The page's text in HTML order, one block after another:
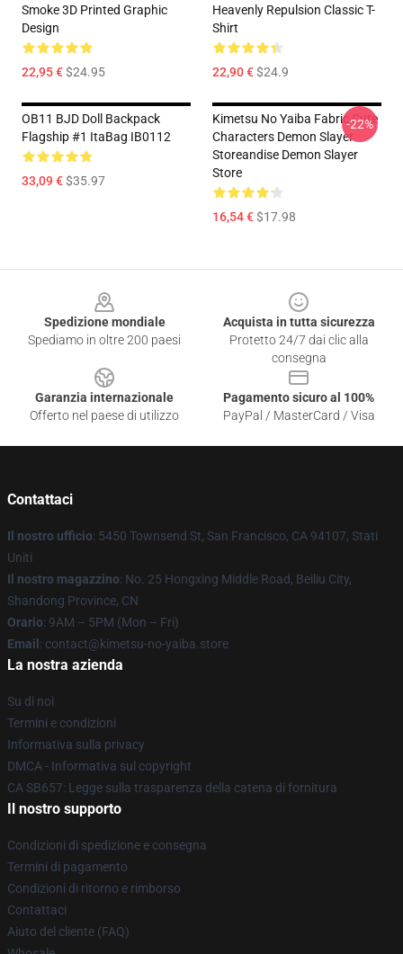
Smoke 3D Printed Graphic
Design
22,95 €$24.95
Heavenly Repulsion Classic T-
Shirt
22,90 €$24.9
OB11 BJD Doll Backpack
Flagship #1 ItaBag IB0112
33,09 €$35.97
Kimetsu No Yaiba Fabric Cute
Characters Demon Slayer
Storeandise Demon Slayer
Store
16,54 €$17.98
-22%
Spedizione mondiale
Spediamo in oltre 200 paesi
Acquista in tutta sicurezza
Protetto 24/7 dai clic alla
consegna
Garanzia internazionale
Offerto nel paese di utilizzo
Pagamento sicuro al 100%
PayPal / MasterCard / Visa
Contattaci
Il nostro ufficio: 5450 Townsend St, San Francisco, CA 94107, Stati
Uniti
Il nostro magazzino: No. 25 Hongxing Middle Road, Beiliu City,
Shandong Province, CN
Orario: 9AM – 5PM (Mon – Fri)
Email : contact@kimetsu-no-yaiba.store
La nostra azienda
Su di noi
Termini e condizioni
Informativa sulla privacy
DMCA - Informativa sul copyright
CA SB657: Legge sulla trasparenza della catena di fornitura
Il nostro supporto
Condizioni di spedizione e consegna
Termini di pagamento
Condizioni di ritorno e rimborso
Contattaci
Aiuto del cliente (FAQ)